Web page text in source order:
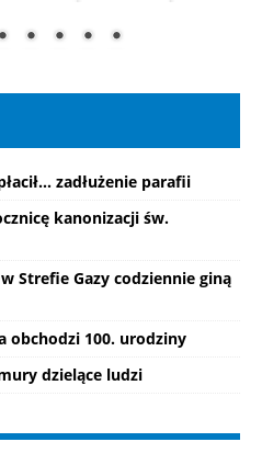
zadłużenie parafii
kanonizacji św.
Strefie Gazy codziennie giną
obchodzi 100. urodziny
dzielące ludzi